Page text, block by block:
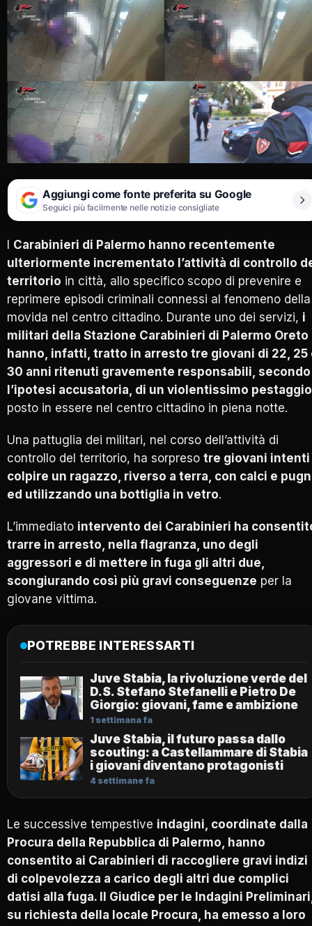
Aggiungi come fonte preferita su Google
Seguici più facilmente nelle notizie consigliate
Carabinieri di Palermo hanno recentemente
ulteriormente incrementato l’attività di controllo
territorio in città, allo specifico scopo di prevenire e
reprimere episodi criminali connessi al fenomeno della
movida nel centro cittadino. Durante uno dei servizi, i
militari della Stazione Carabinieri di Palermo Oreto
hanno, infatti, tratto in arresto tre giovani di 22, 25
30 anni ritenuti gravemente responsabili, secondo
l’ipotesi accusatoria, di un violentissimo pestaggio
posto in essere nel centro cittadino in piena notte.
Una pattuglia dei militari, nel corso dell’attività di
controllo del territorio, ha sorpreso tre giovani intenti
colpire un ragazzo, riverso a terra, con calci e
ed utilizzando una bottiglia in vetro.
L’immediato intervento dei Carabinieri ha
trarre in arresto, nella flagranza, uno degli
aggressori e di mettere in fuga gli altri due,
scongiurando così più gravi conseguenze per la
giovane vittima.
POTREBBE INTERESSARTI
Juve Stabia, la rivoluzione verde del
D.S. Stefano Stefanelli e Pietro De
Giorgio: giovani, fame e ambizione
1 settimana fa
Juve Stabia, il futuro passa dallo
scouting: a Castellammare di Stabia
i giovani diventano protagonisti
4 settimane fa
Le successive tempestive indagini, coordinate dalla
Procura della Repubblica di Palermo, hanno
consentito ai Carabinieri di raccogliere gravi indizi
di colpevolezza a carico degli altri due complici
datisi alla fuga. Il Giudice per le Indagini
su richiesta della locale Procura, ha emesso a loro